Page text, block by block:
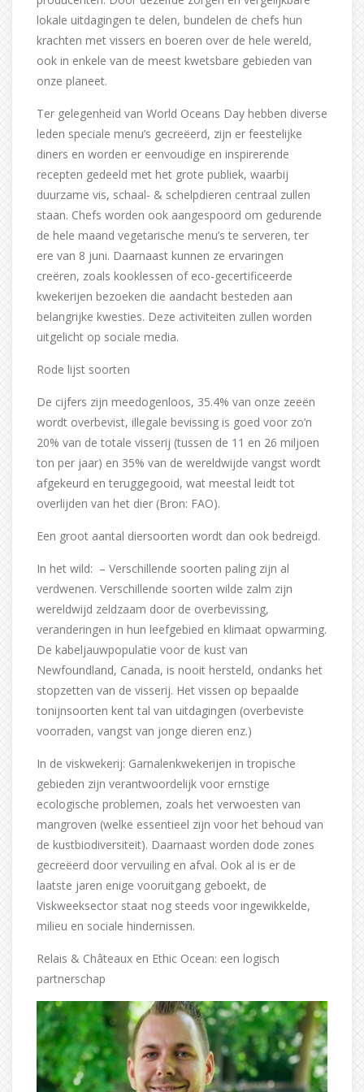
lokale uitdagingen te delen, bundelen de chefs hun
krachten met vissers en boeren over de hele wereld,
ook in enkele van de meest kwetsbare gebieden van
onze planeet.
Ter gelegenheid van World Oceans Day hebben diverse
leden speciale menu’s gecreëerd, zijn er feestelijke
diners en worden er eenvoudige en inspirerende
recepten gedeeld met het grote publiek, waarbij
duurzame vis, schaal- & schelpdieren centraal zullen
staan. Chefs worden ook aangespoord om gedurende
de hele maand vegetarische menu’s te serveren, ter
ere van 8 juni. Daarnaast kunnen ze ervaringen
creëren, zoals kooklessen of eco-gecertificeerde
kwekerijen bezoeken die aandacht besteden aan
belangrijke kwesties. Deze activiteiten zullen worden
uitgelicht op sociale media.
Rode lijst soorten
De cijfers zijn meedogenloos, 35.4% van onze zeeën
wordt overbevist, illegale bevissing is goed voor zo’n
20% van de totale visserij (tussen de 11 en 26 miljoen
ton per jaar) en 35% van de wereldwijde vangst wordt
afgekeurd en teruggegooid, wat meestal leidt tot
overlijden van het dier (Bron: FAO).
Een groot aantal diersoorten wordt dan ook bedreigd.
In het wild: – Verschillende soorten paling zijn al
verdwenen. Verschillende soorten wilde zalm zijn
wereldwijd zeldzaam door de overbevissing,
veranderingen in hun leefgebied en klimaat opwarming.
De kabeljauwpopulatie voor de kust van
Newfoundland, Canada, is nooit hersteld, ondanks het
stopzetten van de visserij. Het vissen op bepaalde
tonijnsoorten kent tal van uitdagingen (overbeviste
voorraden, vangst van jonge dieren enz.)
In de viskwekerij: Garnalenkwekerijen in tropische
gebieden zijn verantwoordelijk voor ernstige
ecologische problemen, zoals het verwoesten van
mangroven (welke essentieel zijn voor het behoud van
de kustbiodiversiteit). Daarnaast worden dode zones
gecreëerd door vervuiling en afval. Ook al is er de
laatste jaren enige vooruitgang geboekt, de
Viskweeksector staat nog steeds voor ingewikkelde,
milieu en sociale hindernissen.
Relais & Châteaux en Ethic Ocean: een logisch
partnerschap